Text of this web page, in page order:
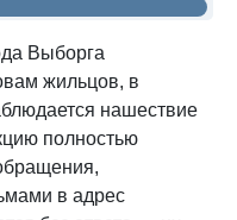
Выборга
жильцов, в
нашествие
полностью
в адрес